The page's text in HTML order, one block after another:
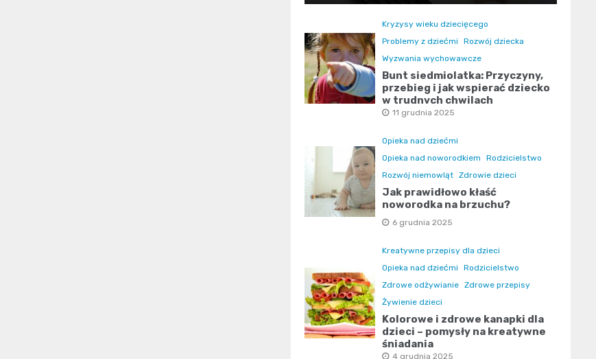
Kryzysy wieku dziecięcego
Problemy z dziećmi
Rozwój dziecka
Wyzwania wychowawcze
Bunt siedmiolatka: Przyczyny,
przebieg i jak wspierać dziecko
w trudnych chwilach
11 grudnia 2025
Opieka nad dziećmi
Opieka nad noworodkiem
Rodzicielstwo
Rozwój niemowląt Zdrowie dzieci
Jak prawidłowo kłaść
noworodka na brzuchu?
6 grudnia 2025
Kreatywne przepisy dla dzieci
Opieka nad dziećmi
Rodzicielstwo
Zdrowe odżywianie Zdrowe przepisy
Żywienie dzieci
Kolorowe i zdrowe kanapki dla
dzieci – pomysły na kreatywne
śniadania
4 grudnia 2025